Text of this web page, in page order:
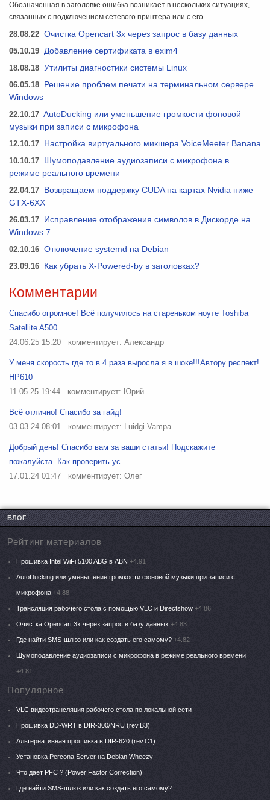
Обозначенная в заголовке ошибка возникает в нескольких ситуациях,
связанных с подключением сетевого принтера или с его…
28.08.22 Очистка Opencart 3x через запрос в базу данных
05.10.19 Добавление сертификата в exim4
18.08.18 Утилиты диагностики системы Linux
06.05.18
Решение проблем печати на терминальном сервере
Windows
22.10.17 AutoDucking или уменьшение громкости фоновой
музыки при записи с микрофона
12.10.17
Настройка виртуального микшера VoiceMeeter Banana
10.10.17
Шумоподавление аудиозаписи с микрофона в
режиме реального времени
22.04.17
Возвращаем поддержку CUDA на картах Nvidia ниже
GTX-6XX
26.03.17
Исправление отображения символов в Дискорде на
Windows 7
02.10.16 Отключение systemd на Debian
23.09.16
Как убрать X-Powered-by в заголовках?
Комментарии
Спасибо огромное! Всё получилось на стареньком ноуте Toshiba
Satellite A500
24.06.25 15:20 комментирует: Александр
У меня скорость где то в 4 раза выросла я в шоке!!!Автору респект!
HP610
11.05.25 19:44 комментирует: Юрий
Всё отлично! Спасибо за гайд!
03.03.24 08:01 комментирует: Luidgi Vampa
Добрый день! Спасибо вам за ваши статьи! Подскажите
пожалуйста. Как проверить ус...
17.01.24 01:47 комментирует: Олег
БЛОГ
Рейтинг материалов
Прошивка Intel WiFi 5100 ABG в ABN +4.91
AutoDucking или уменьшение громкости фоновой музыки при записи с
микрофона +4.88
Трансляция рабочего стола с помощью VLC и Directshow +4.86
Очистка Opencart 3x через запрос в базу данных +4.83
Где найти SMS-шлюз или как создать его самому? +4.82
Шумоподавление аудиозаписи с микрофона в режиме реального времени
+4.81
Популярное
VLC видеотрансляция рабочего стола по локальной сети
Прошивка DD-WRT в DIR-300/NRU (rev.B3)
Альтернативная прошивка в DIR-620 (rev.C1)
Установка Percona Server на Debian Wheezy
Что даёт PFC ? (Power Factor Correction)
Где найти SMS-шлюз или как создать его самому?